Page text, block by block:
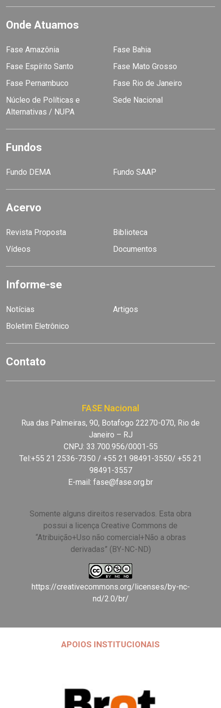
Onde Atuamos
Fase Amazônia
Fase Bahia
Fase Espírito Santo
Fase Mato Grosso
Fase Pernambuco
Fase Rio de Janeiro
Núcleo de Políticas e
Alternativas / NUPA
Sede Nacional
Fundos
Fundo DEMA Fundo SAAP
Acervo
Revista Proposta
Biblioteca
Vídeos
Documentos
Informe-se
Notícias
Artigos
Boletim Eletrônico
Contato
FASE Nacional
Rua das Palmeiras, 90, Botafogo 22270-070, Rio de
Janeiro – RJ
CNPJ: 33.700.956/0001-55
Tel:+55 21 2536-7350 / +55 21 98491-3550/ +55 21
98491-3557
E-mail: fase@fase.org.br
Somente alguns direitos reservados. Esta obra
possui a licença Creative Commons de
“Atribuição+Uso não comercial+Não a obras
derivadas” (BY-NC-ND)
https://creativecommons.org/licenses/by-nc-
nd/2.0/br/
APOIOS INSTITUCIONAIS